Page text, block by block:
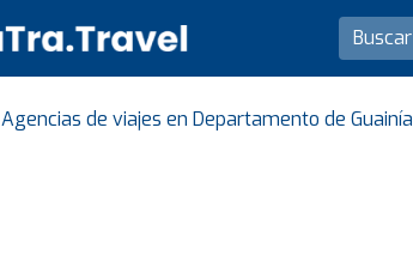
Agencias de viajes en Departamento de Guainía